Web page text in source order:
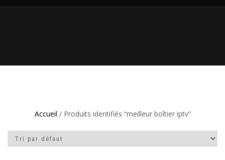
Accueil / Produits identifiés “meilleur boîtier iptv”